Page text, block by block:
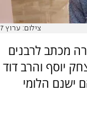
צילום: ערוץ 7
מכתב לרבנים
יוסף והרב דוד
ישנם הלומי